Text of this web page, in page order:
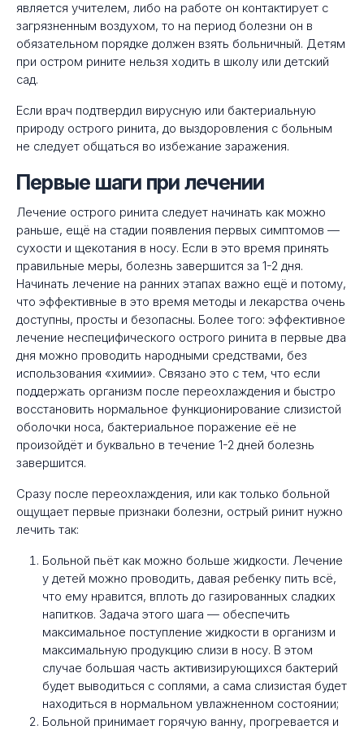
является учителем, либо на работе он контактирует с
загрязненным воздухом, то на период болезни он в
обязательном порядке должен взять больничный. Детям
при остром рините нельзя ходить в школу или детский
сад.
Если врач подтвердил вирусную или бактериальную
природу острого ринита, до выздоровления с больным
не следует общаться во избежание заражения.
Первые шаги при лечении
Лечение острого ринита следует начинать как можно
раньше, ещё на стадии появления первых симптомов —
сухости и щекотания в носу. Если в это время принять
правильные меры, болезнь завершится за 1-2 дня.
Начинать лечение на ранних этапах важно ещё и потому,
что эффективные в это время методы и лекарства очень
доступны, просты и безопасны. Более того: эффективное
лечение неспецифического острого ринита в первые два
дня можно проводить народными средствами, без
использования «химии». Связано это с тем, что если
поддержать организм после переохлаждения и быстро
восстановить нормальное функционирование слизистой
оболочки носа, бактериальное поражение её не
произойдёт и буквально в течение 1-2 дней болезнь
завершится.
Сразу после переохлаждения, или как только больной
ощущает первые признаки болезни, острый ринит нужно
лечить так:
Больной пьёт как можно больше жидкости. Лечение
у детей можно проводить, давая ребенку пить всё,
что ему нравится, вплоть до газированных сладких
напитков. Задача этого шага — обеспечить
максимальное поступление жидкости в организм и
максимальную продукцию слизи в носу. В этом
случае большая часть активизирующихся бактерий
будет выводиться с соплями, а сама слизистая будет
находиться в нормальном увлажненном состоянии;
Больной принимает горячую ванну, прогревается и